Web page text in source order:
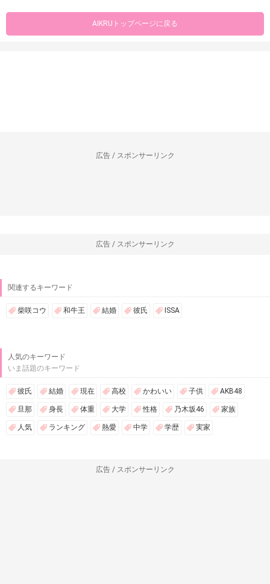
AIKRUトップページに戻る
広告 / スポンサーリンク
広告 / スポンサーリンク
関連するキーワード
柴咲コウ 和牛王 結婚 彼氏 ISSA
人気のキーワード
いま話題のキーワード
彼氏 結婚 現在 高校 かわいい 子供 AKB48
旦那 身長 体重 大学 性格 乃木坂46 家族
人気 ランキング 熱愛 中学 学歴 実家
広告 / スポンサーリンク